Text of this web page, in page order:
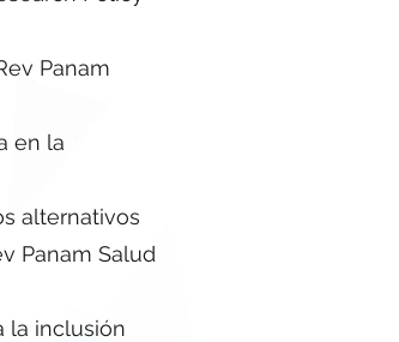
Panam
en la
alternativos
Panam Salud
la inclusión